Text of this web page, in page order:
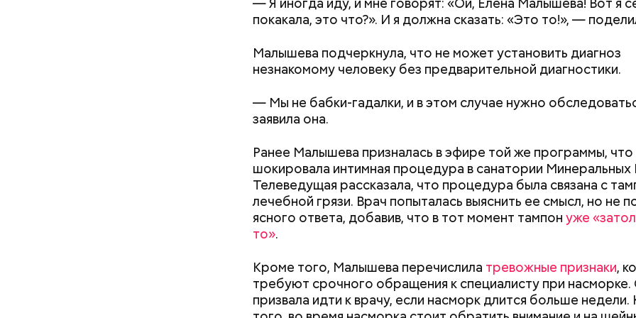
покакала, это что?». И я должна сказать: «Это то!», —
Малышева подчеркнула, что не может установить диагноз
незнакомому человеку без предварительной диагностики.
— Мы не бабки-гадалки, и в этом случае нужно
заявила она.
Ранее Малышева призналась в эфире той же программы, что
шокировала интимная процедура в санатории Минеральных
Телеведущая рассказала, что процедура была связана с
лечебной грязи. Врач попыталась выяснить ее смысл, но не
ясного ответа, добавив, что в тот момент тампон уже
то».
Кроме того, Малышева перечислила тревожные признаки,
требуют срочного обращения к специалисту при насморке.
призвала идти к врачу, если насморк длится больше
Международный день бесконечности
День малины со сливками
Ингредиенты:
Дебошир и «гроза»
силовиков: кто такой Роберт
Гилман, которого просят
освободить США
Маникюр
украшу: тренды
Москве летом